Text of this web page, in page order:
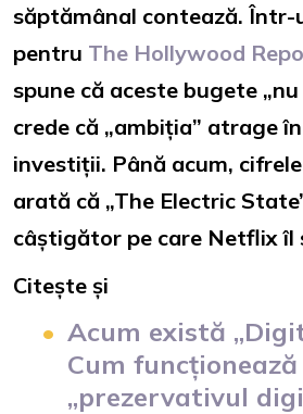
săptămânal contează.
pentru The Hollywood
spune că aceste bugete
crede că „ambiția” atrage
investiții. Până acum,
arată că „The Electric
câștigător pe care Netflix îl
Citește și
Acum există
Cum funcționează
„prezervativul